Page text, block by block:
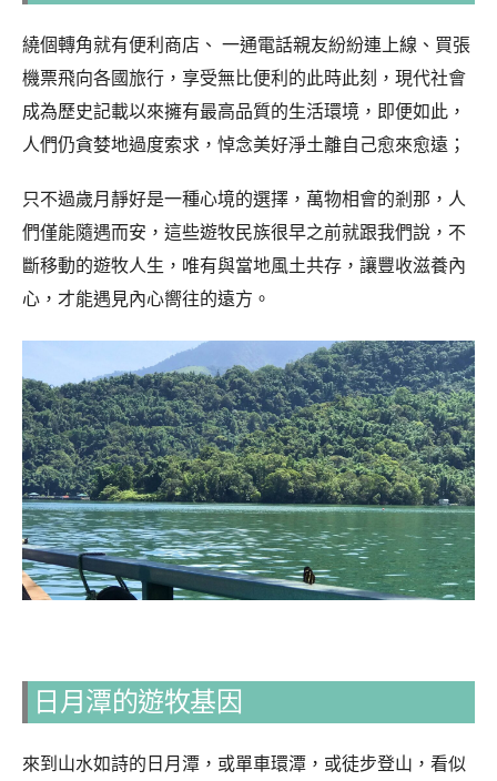
繞個轉角就有便利商店、 一通電話親友紛紛連上線、買張
機票飛向各國旅行，享受無比便利的此時此刻，現代社會
成為歷史記載以來擁有最高品質的生活環境，即便如此，
人們仍貪婪地過度索求，悼念美好淨土離自己愈來愈遠；
只不過歲月靜好是一種心境的選擇，萬物相會的剎那，人
們僅能隨遇而安，這些遊牧民族很早之前就跟我們說，不
斷移動的遊牧人生，唯有與當地風土共存，讓豐收滋養內
心，才能遇見內心嚮往的遠方。
日月潭的遊牧基因
來到山水如詩的日月潭，或單車環潭，或徒步登山，看似